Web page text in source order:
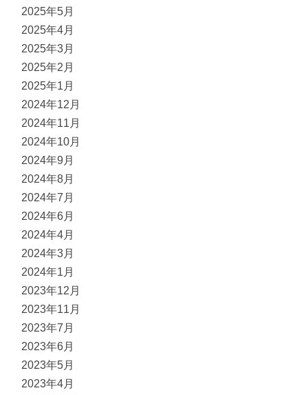
2025年5月
2025年4月
2025年3月
2025年2月
2025年1月
2024年12月
2024年11月
2024年10月
2024年9月
2024年8月
2024年7月
2024年6月
2024年4月
2024年3月
2024年1月
2023年12月
2023年11月
2023年7月
2023年6月
2023年5月
2023年4月